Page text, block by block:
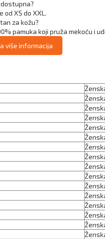
dostupna?
od XS do XXL.
za kožu?
pamuka koji pruža mekoću i
više informacija